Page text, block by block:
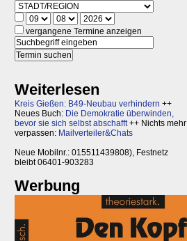
vergangene Termine anzeigen
Weiterlesen
Kreis Gießen: B49-Neubau verhindern ++
Neues Buch: Die Demokratie überwinden,
bevor sie sich selbst abschafft++ Nichts mehr
verpassen: Mailverteiler&Chats
Neue Mobilnr.: 015511439808), Festnetz
bleibt 06401-903283
Werbung